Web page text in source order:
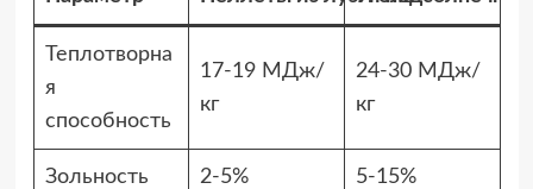
Теплотворна
я
способность
17-19 МДж/
кг
24-30 МДж/
кг
Зольность 2-5% 5-15%